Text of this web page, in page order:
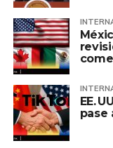
EE.
pase